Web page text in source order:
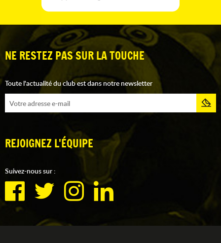
NE RESTEZ PAS SUR LA TOUCHE
Toute l'actualité du club est dans notre newsletter
REJOIGNEZ L'ÉQUIPE
Suivez-nous sur :